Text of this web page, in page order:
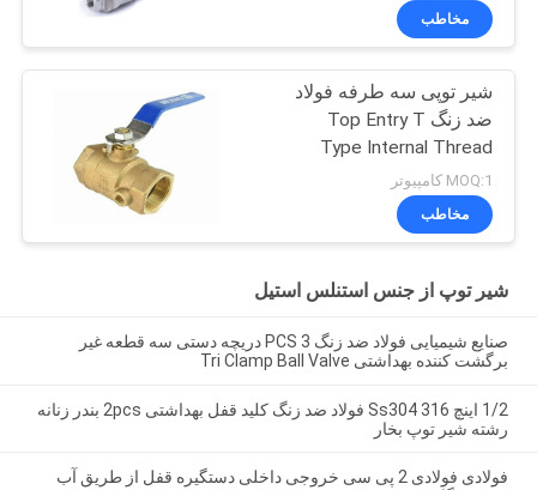
مخاطب
شیر توپی سه طرفه فولاد
ضد زنگ Top Entry T
Type Internal Thread
Manual Operated
MOQ:1 کامپیوتر
مخاطب
شیر توپ از جنس استنلس استیل
صنایع شیمیایی فولاد ضد زنگ 3 PCS دریچه دستی سه قطعه غیر
برگشت کننده بهداشتی Tri Clamp Ball Valve
1/2 اینچ Ss304 316 فولاد ضد زنگ کلید قفل بهداشتی 2pcs بندر زنانه
رشته شیر توپ بخار
فولادی فولادی 2 پی سی خروجی داخلی دستگیره قفل از طریق آب